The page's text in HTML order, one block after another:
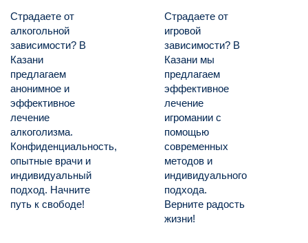
Страдаете от
алкогольной
зависимости? В
Казани
предлагаем
анонимное и
эффективное
лечение
алкоголизма.
Конфиденциальность,
опытные врачи и
индивидуальный
подход. Начните
путь к свободе!
Страдаете от
игровой
зависимости? В
Казани мы
предлагаем
эффективное
лечение
игромании с
помощью
современных
методов и
индивидуального
подхода.
Верните радость
жизни!